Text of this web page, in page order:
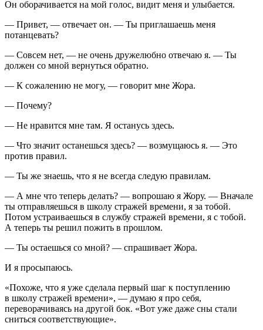
Он оборачивается на мой голос, видит меня и улыбается.
— Привет, — отвечает он. — Ты приглашаешь меня
потанцевать?
— Совсем нет, — не очень дружелюбно отвечаю я. — Ты
должен со мной вернуться обратно.
— К сожалению не могу, — говорит мне Жора.
— Почему?
— Не нравится мне там. Я останусь здесь.
— Что значит останешься здесь? — возмущаюсь я. — Это
против правил.
— Ты же знаешь, что я не всегда следую правилам.
— А мне что теперь делать? — вопрошаю я Жору. — Вначале
ты отправляешься в школу стражей времени, я за тобой.
Потом устраиваешься в службу стражей времени, я с тобой.
А теперь ты решил пожить в прошлом.
— Ты остаешься со мной? — спрашивает Жора.
И я просыпаюсь.
«Похоже, что я уже сделала первый шаг к поступлению
в школу стражей времени», — думаю я про себя,
переворачиваясь на другой бок. «Вот уже даже сны стали
сниться соответствующие».